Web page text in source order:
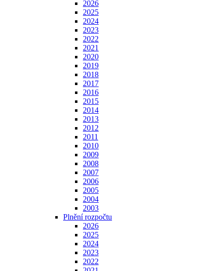
2026
2025
2024
2023
2022
2021
2020
2019
2018
2017
2016
2015
2014
2013
2012
2011
2010
2009
2008
2007
2006
2005
2004
2003
Plnění rozpočtu
2026
2025
2024
2023
2022